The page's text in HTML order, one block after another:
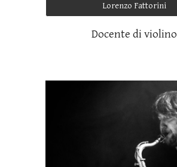
Lorenzo Fattorini
Docente di violino